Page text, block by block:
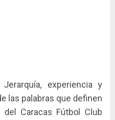
Jerarquía, experiencia y
las palabras que definen
del Caracas Fútbol Club